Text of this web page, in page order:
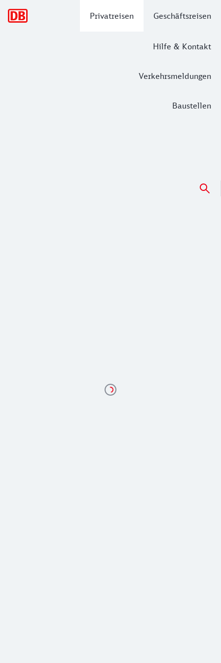
Privatreisen Geschäftsreisen
Hilfe & Kontakt
Verkehrsmeldungen
Baustellen